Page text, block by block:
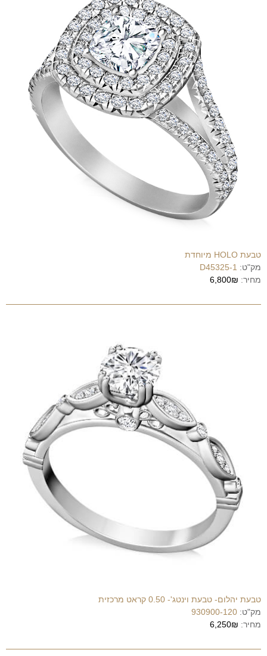
טבעת HOLO מיוחדת
מק"ט: D45325-1
מחיר: 6,800₪
טבעת יהלום- טבעת וינטג'- 0.50 קראט מרכזית
מק"ט: 930900-120
מחיר: 6,250₪